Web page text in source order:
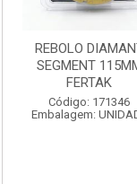
REBOLO
SEGMENT
FERTAK
Código: 171346
Embalagem: